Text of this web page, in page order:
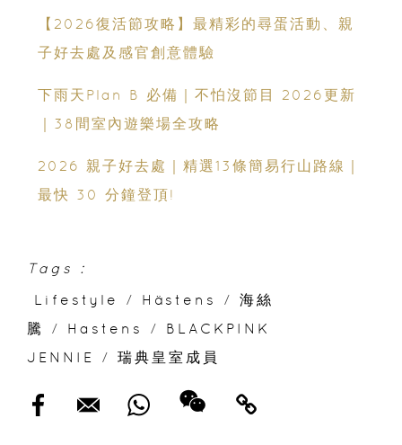
【2026復活節攻略】最精彩的尋蛋活動、親
子好去處及感官創意體驗
下雨天Plan B 必備｜不怕沒節目 2026更新
｜38間室內遊樂場全攻略
2026 親子好去處｜精選13條簡易行山路線｜
最快 30 分鐘登頂!
Tags :
Lifestyle
/ Hästens /
海絲
騰
/ Hastens /
BLACKPINK
JENNIE
/ 瑞典皇室成員